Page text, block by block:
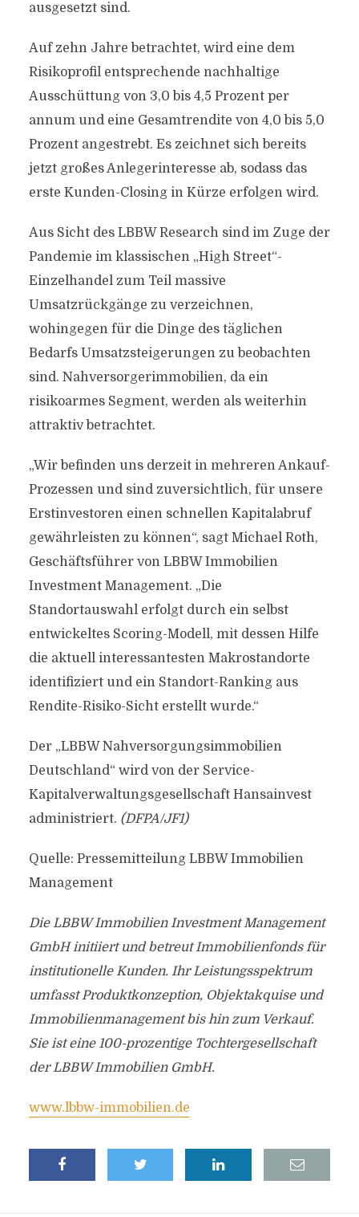
ausgesetzt sind.
Auf zehn Jahre betrachtet, wird eine dem
Risikoprofil entsprechende nachhaltige
Ausschüttung von 3,0 bis 4,5 Prozent per
annum und eine Gesamtrendite von 4,0 bis 5,0
Prozent angestrebt. Es zeichnet sich bereits
jetzt großes Anlegerinteresse ab, sodass das
erste Kunden-Closing in Kürze erfolgen wird.
Aus Sicht des LBBW Research sind im Zuge der
Pandemie im klassischen „High Street“-
Einzelhandel zum Teil massive
Umsatzrückgänge zu verzeichnen,
wohingegen für die Dinge des täglichen
Bedarfs Umsatzsteigerungen zu beobachten
sind. Nahversorgerimmobilien, da ein
risikoarmes Segment, werden als weiterhin
attraktiv betrachtet.
„Wir befinden uns derzeit in mehreren Ankauf-
Prozessen und sind zuversichtlich, für unsere
Erstinvestoren einen schnellen Kapitalabruf
gewährleisten zu können“, sagt Michael Roth,
Geschäftsführer von LBBW Immobilien
Investment Management. „Die
Standortauswahl erfolgt durch ein selbst
entwickeltes Scoring-Modell, mit dessen Hilfe
die aktuell interessantesten Makrostandorte
identifiziert und ein Standort-Ranking aus
Rendite-Risiko-Sicht erstellt wurde.“
Der „LBBW Nahversorgungsimmobilien
Deutschland“ wird von der Service-
Kapitalverwaltungsgesellschaft Hansainvest
administriert. (DFPA/JF1)
Quelle: Pressemitteilung LBBW Immobilien
Management
Die LBBW Immobilien Investment Management
GmbH initiiert und betreut Immobilienfonds für
institutionelle Kunden. Ihr Leistungsspektrum
umfasst Produktkonzeption, Objektakquise und
Immobilienmanagement bis hin zum Verkauf.
Sie ist eine 100-prozentige Tochtergesellschaft
der LBBW Immobilien GmbH.
www.lbbw-immobilien.de